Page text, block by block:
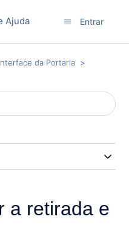
Ajuda Entrar
da Portaria
a retirada e